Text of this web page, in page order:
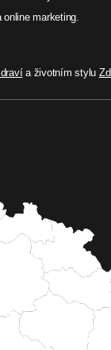
marketing.
a životním stylu